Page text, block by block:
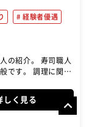
経験者優遇
。 寿司職人
です。 調理に関す
お願いします。
調理する など ＊
や工場など軽作業経
しく見る